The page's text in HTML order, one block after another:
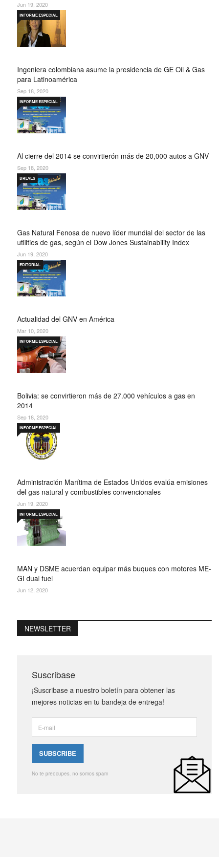
Jun 19, 2020
Ingeniera colombiana asume la presidencia de GE Oil & Gas
para Latinoamérica
INFORME ESPECIAL
Sep 18, 2020
Al cierre del 2014 se convirtierón más de 20,000 autos a GNV
INFORME ESPECIAL
Sep 18, 2020
Gas Natural Fenosa de nuevo líder mundial del sector de las
utilities de gas, según el Dow Jones Sustainability Index
BREVES
Jun 19, 2020
Actualidad del GNV en América
EDITORIAL
Mar 10, 2020
Bolivia: se convirtieron más de 27.000 vehículos a gas en
2014
INFORME ESPECIAL
Sep 18, 2020
Administración Marítima de Estados Unidos evalúa emisiones
del gas natural y combustibles convencionales
INFORME ESPECIAL
Jun 19, 2020
MAN y DSME acuerdan equipar más buques con motores ME-
GI dual fuel
INFORME ESPECIAL
Jun 12, 2020
NEWSLETTER
Suscribase
¡Suscribase a nuestro boletín para obtener las
mejores noticias en tu bandeja de entrega!
No te preocupes, no somos spam